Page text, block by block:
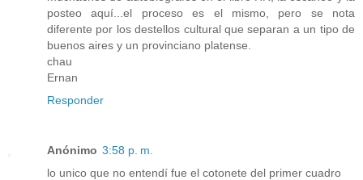
posteo aquí...el proceso es el mismo, pero se nota
diferente por los destellos cultural que separan a un tipo de
buenos aires y un provinciano platense.
chau
Ernan
Responder
Anónimo 3:58 p. m.
lo unico que no entendí fue el cotonete del primer cuadro